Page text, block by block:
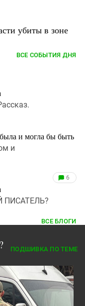
убиты в зоне
ВСЕ СОБЫТИЯ ДНЯ
и могла бы быть
и
6
ВСЕ БЛОГИ
ПОДШИВКА ПО ТЕМЕ